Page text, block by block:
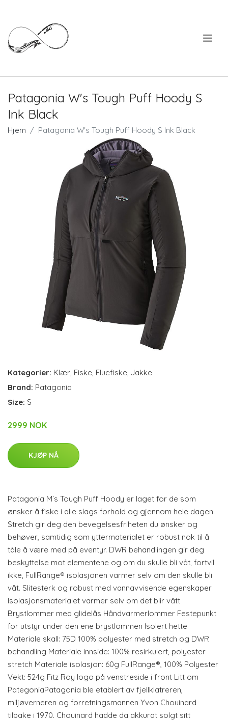
Patagonia W's Tough Puff Hoody S
Ink Black
Hjem Patagonia W's Tough Puff Hoody S Ink Black
Kategorier: Klær, Fiske, Fluefiske, Jakke
Brand: Patagonia
Size: S
2999 NOK
KJØP NÅ
Patagonia M`s Tough Puff Hoody er laget for de som
ønsker å fiske i alle slags forhold og gjennom hele dagen.
Stretch gir deg den bevegelsesfriheten du ønsker og
behøver, samtidig som yttermaterialet er robust nok til å
tåle å være med på eventyr. DWR behandlingen gir deg
beskyttelse mot elementene og om du skulle bli våt, fortvil
ikke, FullRange® isolasjonen varmer selv om den skulle bli
våt. Slitesterk og robust med vannavvisende egenskaper
Isolasjonsmaterialet varmer selv om det blir vått
Brystlommer med glidelås Håndvarmerlommer Festepunkt
for utstyr under den ene brystlommen Isolert hette
Materiale skall: 75D 100% polyester med stretch og DWR
behandling Materiale innside: 100% resirkulert, polyester
stretch Materiale isolasjon: 60g FullRange®, 100% Polyester
Vekt: 524g Fitz Roy logo på venstreside i front Litt om
PategoniaPatagonia ble etablert av fjellklatreren,
miljøverneren og forretningsmannen Yvon Chouinard
tilbake i 1970. Chouinard hadde da akkurat solgt sitt